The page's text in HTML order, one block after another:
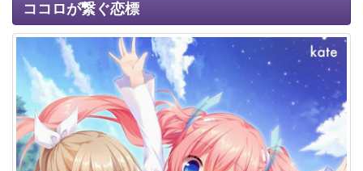
ココロが繋ぐ恋標